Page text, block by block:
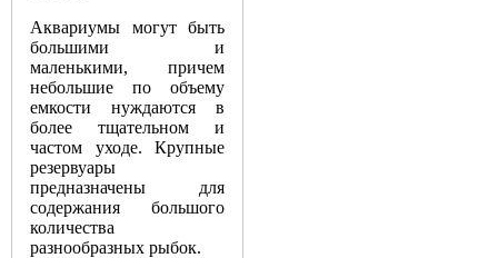
Аквариумы могут быть
большими и
маленькими, причем
небольшие по объему
емкости нуждаются в
более тщательном и
частом уходе. Крупные
резервуары
предназначены для
содержания большого
количества
разнообразных рыбок.